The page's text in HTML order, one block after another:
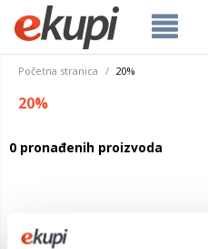
Početna stranica 20%
20%
0 pronađenih proizvoda